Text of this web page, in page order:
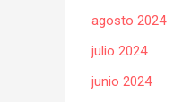
agosto 2024
julio 2024
junio 2024